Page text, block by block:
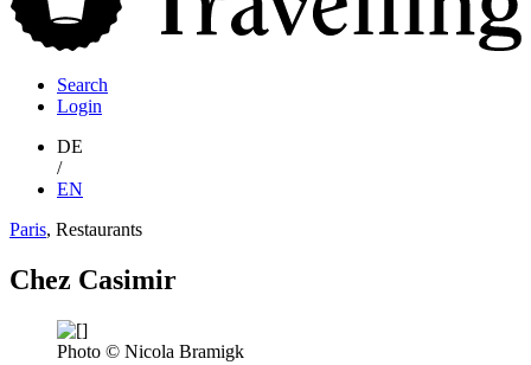
Search
Login
DE
/
EN
Paris, Restaurants
Chez Casimir
Photo © Nicola Bramigk